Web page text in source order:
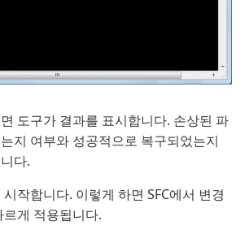
도구가 결과를 표시합니다. 손상된 파
지 여부와 성공적으로 복구되었는지
다.
작합니다. 이렇게 하면 SFC에서 변경
게 적용됩니다.